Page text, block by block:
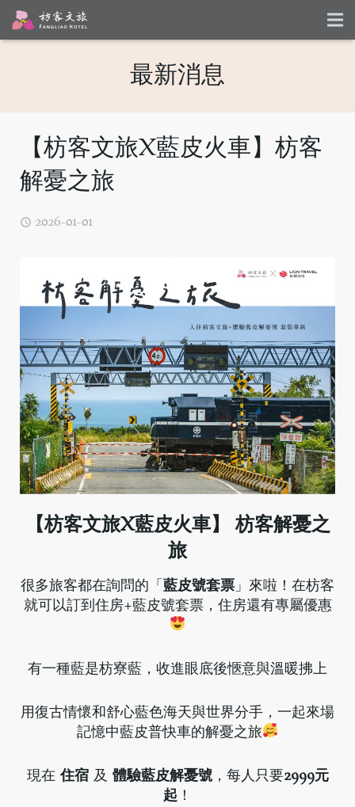
最新消息
【枋客文旅X藍皮火車】枋客
解憂之旅
2026-01-01
【枋客文旅X藍皮火車】 枋客解憂之
旅
很多旅客都在詢問的「藍皮號套票」來啦！在枋客
就可以訂到住房+藍皮號套票，住房還有專屬優惠
有一種藍是枋寮藍，收進眼底後愜意與溫暖拂上
用復古情懷和舒心藍色海天與世界分手，一起來場
記憶中藍皮普快車的解憂之旅
現在住宿 及 體驗藍皮解憂號，每人只要2999元
起 ！